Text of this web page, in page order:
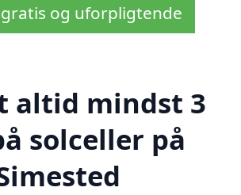
og uforpligtende
altid mindst 3
solceller på